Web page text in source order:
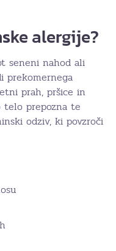
alergije?
seneni nahod ali
prekomernega
prah, pršice in
telo prepozna te
odziv, ki povzroči